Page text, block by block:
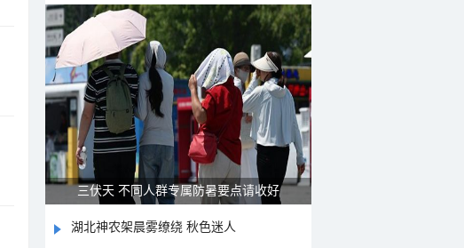
三伏天 不同人群专属防暑要点请收好
湖北神农架晨雾缭绕 秋色迷人